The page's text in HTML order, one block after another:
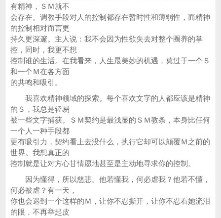
有精神，ＳＭ就不
会存在。调教手段对人的控制都存在暂时性和薄弱性，而精神
的控制相对而言更
持久更深邃。主人说：我不会因为性欲失去对整个圈养的掌
控，同时，我更不想
控制谁的生活。在我看来，人生最美妙的机遇，莫过于一个Ｓ
和一个Ｍ在各方面
的共鸣和吸引。
我喜欢精神领域的探索。每个喜欢文字的人都应该是精神
的Ｓ，我总是轻易
被一些文字捕获。ＳＭ契约是最浅显的ＳＭ教条，本身比任何
一个人一种手段都
更有吸引力，契约看上去没什么，执行它却可以颠覆Ｍ之前的
世界。我想真正的
控制就是让对方心甘情愿地甚至是主动地寻求你的控制。
因为懂得，所以慈悲。他若懂我，何必虐我？他若不懂，
何必被虐？有一天，
你也会遇到一个这样的Ｍ，让你不忍撕开，让你不忍看她流泪
的眼，不再举起皮